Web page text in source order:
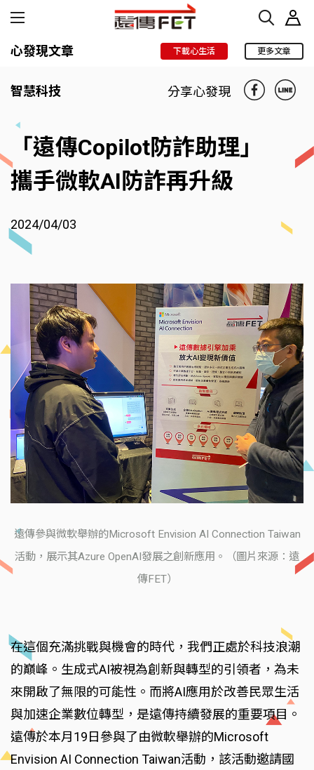
心發現文章 下載心生活 更多文章
智慧科技 分享心發現
「遠傳Copilot防詐助理」
攜手微軟AI防詐再升級
2024/04/03
遠傳參與微軟舉辦的Microsoft Envision AI Connection Taiwan
活動，展示其Azure OpenAI發展之創新應用。（圖片來源：遠
傳FET）
在這個充滿挑戰與機會的時代，我們正處於科技浪潮
的巔峰。生成式AI被視為創新與轉型的引領者，為未
來開啟了無限的可能性。而將AI應用於改善民眾生活
與加速企業數位轉型，是遠傳持續發展的重要項目。
遠傳於本月19日參與了由微軟舉辦的Microsoft
Envision AI Connection Taiwan活動，該活動邀請國